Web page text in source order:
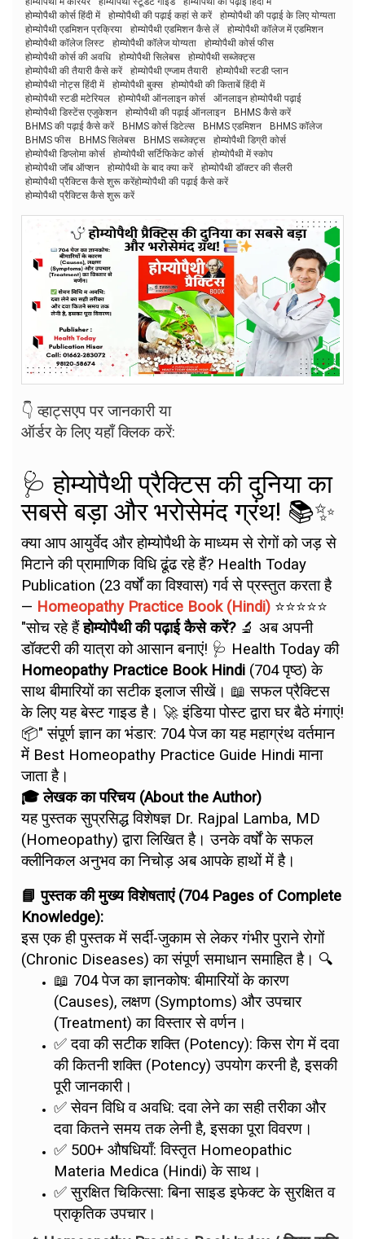
होम्योपैथी कोर्स हिंदी में
होम्योपैथी की पढ़ाई कहां से करें
होम्योपैथी की पढ़ाई के लिए योग्यता
होम्योपैथी एडमिशन प्रक्रिया
होम्योपैथी एडमिशन कैसे लें
होम्योपैथी कॉलेज में एडमिशन
होम्योपैथी कॉलेज लिस्ट
होम्योपैथी कॉलेज योग्यता
होम्योपैथी कोर्स फीस
होम्योपैथी कोर्स की अवधि
होम्योपैथी सिलेबस
होम्योपैथी सब्जेक्ट्स
होम्योपैथी की तैयारी कैसे करें
होम्योपैथी एग्जाम तैयारी
होम्योपैथी स्टडी प्लान
होम्योपैथी नोट्स हिंदी में
होम्योपैथी बुक्स
होम्योपैथी की किताबें हिंदी में
होम्योपैथी स्टडी मटेरियल
होम्योपैथी ऑनलाइन कोर्स
ऑनलाइन होम्योपैथी पढ़ाई
होम्योपैथी डिस्टेंस एजुकेशन
होम्योपैथी की पढ़ाई ऑनलाइन
BHMS कैसे करें
BHMS की पढ़ाई कैसे करें
BHMS कोर्स डिटेल्स BHMS एडमिशन
BHMS कॉलेज
BHMS फीस
BHMS सिलेबस BHMS सब्जेक्ट्स
होम्योपैथी डिग्री कोर्स
होम्योपैथी डिप्लोमा कोर्स
होम्योपैथी सर्टिफिकेट कोर्स
होम्योपैथी में स्कोप
होम्योपैथी जॉब ऑप्शन
होम्योपैथी के बाद क्या करें
होम्योपैथी डॉक्टर की सैलरी
होम्योपैथी प्रैक्टिस कैसे शुरू करेंहोम्योपैथी की पढ़ाई कैसे करें
होम्योपैथी प्रैक्टिस कैसे शुरू करें
👇 व्हाट्सएप पर जानकारी या
ऑर्डर के लिए यहाँ क्लिक करें:
🩺 होम्योपैथी प्रैक्टिस की दुनिया का
सबसे बड़ा और भरोसेमंद ग्रंथ! 📚✨
क्या आप आयुर्वेद और होम्योपैथी के माध्यम से रोगों को जड़ से
मिटाने की प्रामाणिक विधि ढूंढ रहे हैं? Health Today
Publication (23 वर्षों का विश्वास) गर्व से प्रस्तुत करता है
— Homeopathy Practice Book (Hindi) ⭐⭐⭐⭐⭐
"सोच रहे हैंहोम्योपैथी की पढ़ाई कैसे करें?🔬 अब अपनी
डॉक्टरी की यात्रा को आसान बनाएं! 🩺 Health Today की
Homeopathy Practice Book Hindi (704 पृष्ठ) के
साथ बीमारियों का सटीक इलाज सीखें। 📖 सफल प्रैक्टिस
के लिए यह बेस्ट गाइड है। 🚀 इंडिया पोस्ट द्वारा घर बैठे मंगाएं!
📦" संपूर्ण ज्ञान का भंडार: 704 पेज का यह महाग्रंथ वर्तमान
में Best Homeopathy Practice Guide Hindi माना
जाता है।
🎓 लेखक का परिचय (About the Author)
यह पुस्तक सुप्रसिद्ध विशेषज्ञ Dr. Rajpal Lamba, MD
(Homeopathy) द्वारा लिखित है। उनके वर्षों के सफल
क्लीनिकल अनुभव का निचोड़ अब आपके हाथों में है।
📘 पुस्तक की मुख्य विशेषताएं (704 Pages of Complete
Knowledge):
इस एक ही पुस्तक में सर्दी-जुकाम से लेकर गंभीर पुराने रोगों
(Chronic Diseases) का संपूर्ण समाधान समाहित है। 🔍
📖 704 पेज का ज्ञानकोष: बीमारियों के कारण
(Causes), लक्षण (Symptoms) और उपचार
(Treatment) का विस्तार से वर्णन।
✅ दवा की सटीक शक्ति (Potency): किस रोग में दवा
की कितनी शक्ति (Potency) उपयोग करनी है, इसकी
पूरी जानकारी।
✅ सेवन विधि व अवधि: दवा लेने का सही तरीका और
दवा कितने समय तक लेनी है, इसका पूरा विवरण।
✅ 500+ औषधियाँ: विस्तृत Homeopathic
Materia Medica (Hindi) के साथ।
✅ सुरक्षित चिकित्सा: बिना साइड इफेक्ट के सुरक्षित व
प्राकृतिक उपचार।